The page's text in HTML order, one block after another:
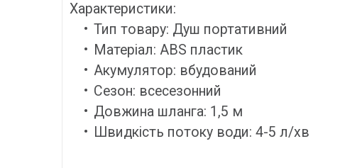
Характеристики:
Тип товару: Душ портативний
Матеріал: ABS пластик
Акумулятор: вбудований
Сезон: всесезонний
Довжина шланга: 1,5 м
Швидкість потоку води: 4-5 л/хв